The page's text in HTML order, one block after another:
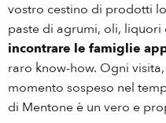
vostro cestino di prodotti
paste di agrumi, oli,
incontrare le famiglie
raro know-how. Ogni
momento sospeso nel
di Mentone è un vero e